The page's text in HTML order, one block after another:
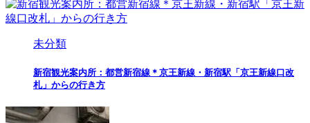
未分類
新宿観光案内所：都営新宿線＊京王新線・新宿駅「京王新線口改
札」からの行き方